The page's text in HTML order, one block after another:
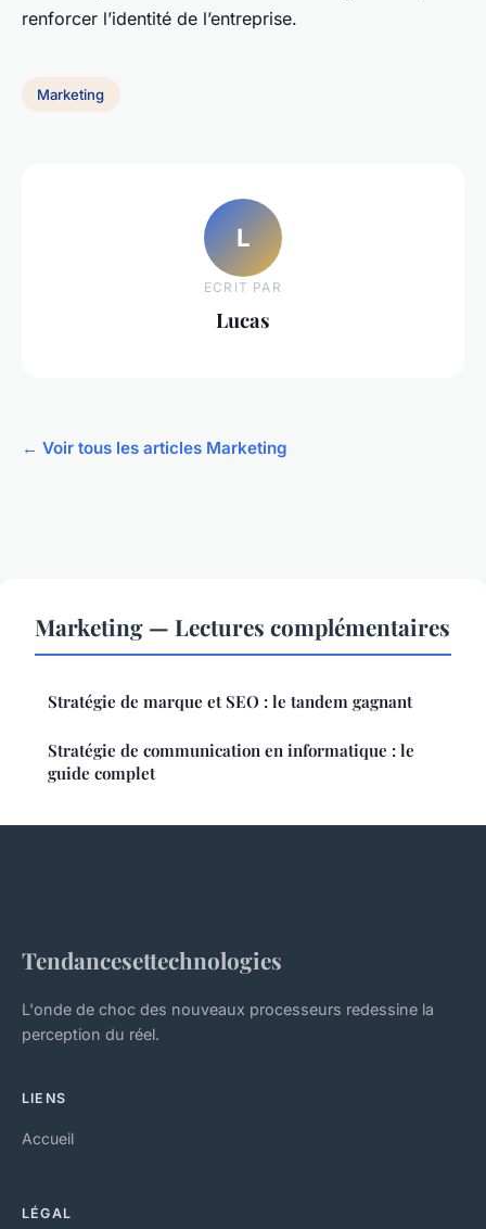
renforcer l’identité de l’entreprise.
Marketing
L
ECRIT PAR
Lucas
← Voir tous les articles Marketing
Marketing — Lectures complémentaires
Stratégie de marque et SEO : le tandem gagnant
Stratégie de communication en informatique : le
guide complet
Tendancesettechnologies
L'onde de choc des nouveaux processeurs redessine la
perception du réel.
LIENS
Accueil
LÉGAL